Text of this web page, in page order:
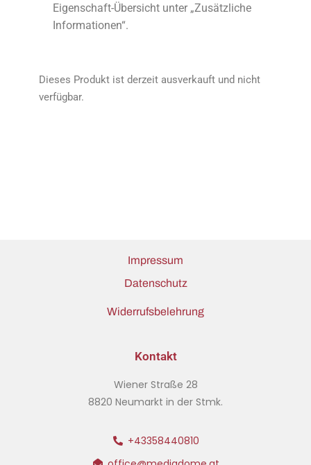
Eigenschaft-Übersicht unter „Zusätzliche
Informationen“.
Dieses Produkt ist derzeit ausverkauft und nicht
verfügbar.
Impressum
Datenschutz
Widerrufsbelehrung
Kontakt
Wiener Straße 28
8820 Neumarkt in der Stmk.
+43358440810